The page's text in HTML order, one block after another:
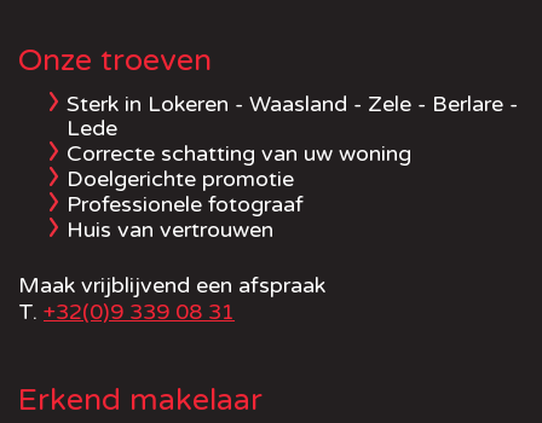
Onze troeven
Sterk in Lokeren - Waasland - Zele - Berlare -
Lede
Correcte schatting van uw woning
Doelgerichte promotie
Professionele fotograaf
Huis van vertrouwen
Maak vrijblijvend een afspraak
T. +32(0)9 339 08 31
Erkend makelaar